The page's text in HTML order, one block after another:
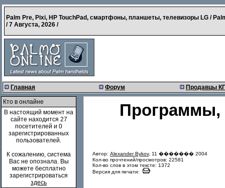
Palm Pre, Pixi, HP TouchPad, смартфоны, планшеты, телевизоры LG /
/7 Августа, 2026 /
Главная Форум Продавцы
Кто в онлайне
В настоящий момент на
сайте находится 27
посетителей и 0
зарегистрированных
пользователей.
К сожалению, система
Вас не опознала. Вы
можете бесплатно
зарегистрироваться
здесь
Программы,
Автор: Alexander Bykov, 11 ������� 2004
Кол-во прочтений/просмотров: 22581
Кол-во слов в этом тексте: 1372
Версия для печати: